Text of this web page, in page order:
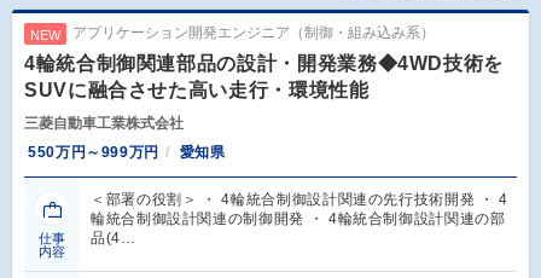
NEW アプリケーション開発エンジニア（制御・組み込み系）
4輪統合制御関連部品の設計・開発業務◆4WD技術を
SUVに融合させた高い走行・環境性能
三菱自動車工業株式会社
550万円～999万円
愛知県
仕事
内容
＜部署の役割＞ ・ 4輪統合制御設計関連の先行技術開発 ・ 4
輪統合制御設計関連の制御開発 ・ 4輪統合制御設計関連の部
品(4…